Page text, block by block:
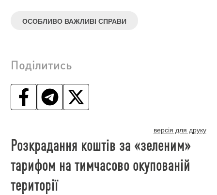
ОСОБЛИВО ВАЖЛИВІ СПРАВИ
Поділитись
версія для друку
Розкрадання коштів за «зеленим»
тарифом на тимчасово окупованій
території